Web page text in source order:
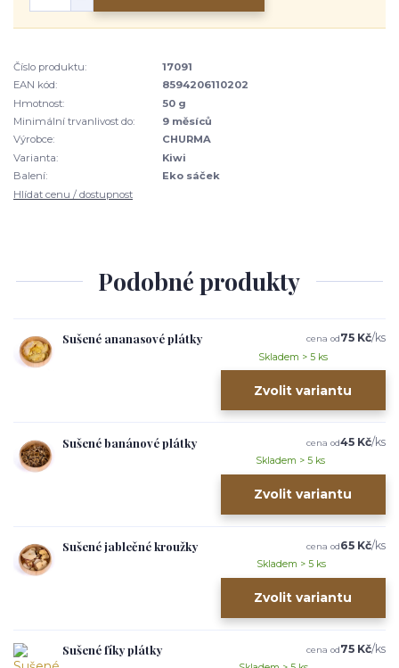
Číslo produktu:
17091
EAN kód:
8594206110202
Hmotnost:
50 g
Minimální trvanlivost do:
9 měsíců
Výrobce:
CHURMA
Varianta:
Kiwi
Balení:
Eko sáček
Hlídat cenu / dostupnost
Podobné produkty
Sušené ananasové plátky cena od75 Kč/ks
Skladem > 5 ks
Zvolit variantu
Sušené banánové plátky cena od45 Kč/ks
Skladem > 5 ks
Zvolit variantu
Sušené jablečné kroužky cena od65 Kč/ks
Skladem > 5 ks
Zvolit variantu
Sušené fíky plátky cena od75 Kč/ks